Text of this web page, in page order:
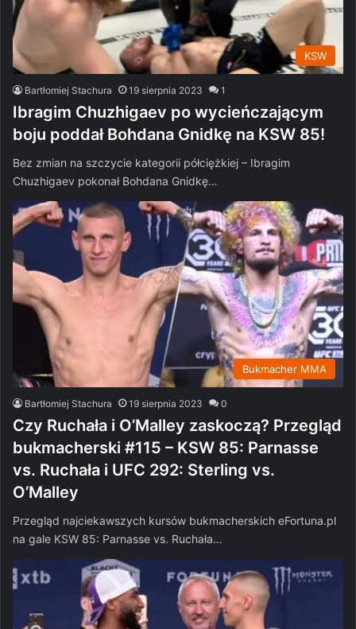
KSW
Bartłomiej Stachura 19 sierpnia 2023 1
Ibragim Chuzhigaev po wycieńczającym
boju poddał Bohdana Gnidkę na KSW 85!
Bez zmian na szczycie kategorii półciężkiej – Ibragim
Chuzhigaev pokonał Bohdana Gnidkę…
Bukmacher MMA
Bartłomiej Stachura 19 sierpnia 2023 0
Czy Ruchała i O’Malley zaskoczą? Przegląd
bukmacherski #115 – KSW 85: Parnasse
vs. Ruchała i UFC 292: Sterling vs.
O’Malley
Przegląd najciekawszych kursów bukmacherskich eFortuna.pl
na gale KSW 85: Parnasse vs. Ruchała…